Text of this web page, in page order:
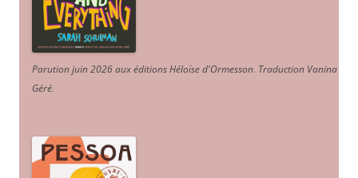
Parution juin 2026 aux éditions Héloïse d'Ormesson. Traduction Vanina
Géré.